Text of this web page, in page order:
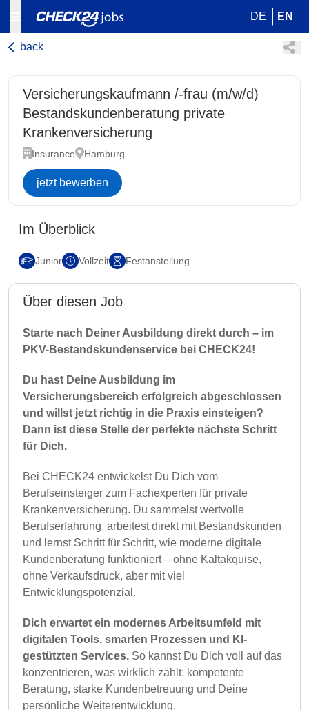
DE EN
back
Versicherungskaufmann /-frau (m/w/d)
Bestandskundenberatung private
Krankenversicherung
Insurance Hamburg
jetzt bewerben
Im Überblick
Junior Vollzeit Festanstellung
Über diesen Job
Starte nach Deiner Ausbildung direkt durch – im
PKV-Bestandskundenservice bei CHECK24!
Du hast Deine Ausbildung im
Versicherungsbereich erfolgreich abgeschlossen
und willst jetzt richtig in die Praxis einsteigen?
Dann ist diese Stelle der perfekte nächste Schritt
für Dich.
Bei CHECK24 entwickelst Du Dich vom
Berufseinsteiger zum Fachexperten für private
Krankenversicherung. Du sammelst wertvolle
Berufserfahrung, arbeitest direkt mit Bestandskunden
und lernst Schritt für Schritt, wie moderne digitale
Kundenberatung funktioniert – ohne Kaltakquise,
ohne Verkaufsdruck, aber mit viel
Entwicklungspotenzial.
Dich erwartet ein modernes Arbeitsumfeld mit
digitalen Tools, smarten Prozessen und KI-
gestützten Services. So kannst Du Dich voll auf das
konzentrieren, was wirklich zählt: kompetente
Beratung, starke Kundenbetreuung und Deine
persönliche Weiterentwicklung.